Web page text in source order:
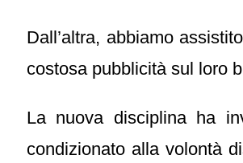
Dall’altra, abbiamo
costosa pubblicità sul loro
La nuova disciplina ha
condizionato alla volontà